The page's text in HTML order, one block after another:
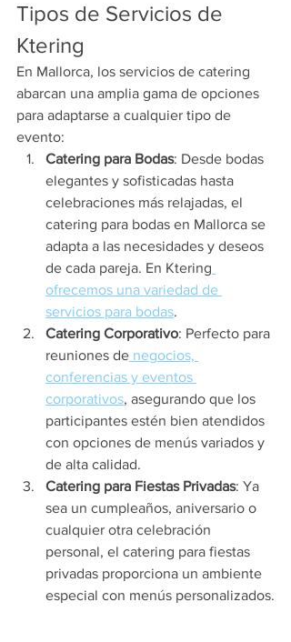
Tipos de Servicios de
Ktering
En Mallorca, los servicios de catering
abarcan una amplia gama de opciones
para adaptarse a cualquier tipo de
evento:
Catering para Bodas: Desde bodas
elegantes y sofisticadas hasta
celebraciones más relajadas, el
catering para bodas en Mallorca se
adapta a las necesidades y deseos
de cada pareja. En Ktering
ofrecemos una variedad de
servicios para bodas.
Catering Corporativo: Perfecto para
reuniones de negocios,
conferencias y eventos
corporativos, asegurando que los
participantes estén bien atendidos
con opciones de menús variados y
de alta calidad.
Catering para Fiestas Privadas: Ya
sea un cumpleaños, aniversario o
cualquier otra celebración
personal, el catering para fiestas
privadas proporciona un ambiente
especial con menús personalizados.